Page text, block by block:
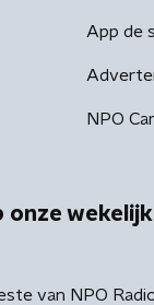
App de
NPO
onze
van NPO